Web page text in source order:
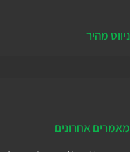
ניווט מהיר
מאמרים אחרונים